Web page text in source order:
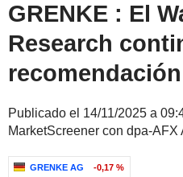
GRENKE : El
Research
Publicado el 14/11/2025 a
MarketScreener con dpa-AFX
GRENKE AG -0,17 %